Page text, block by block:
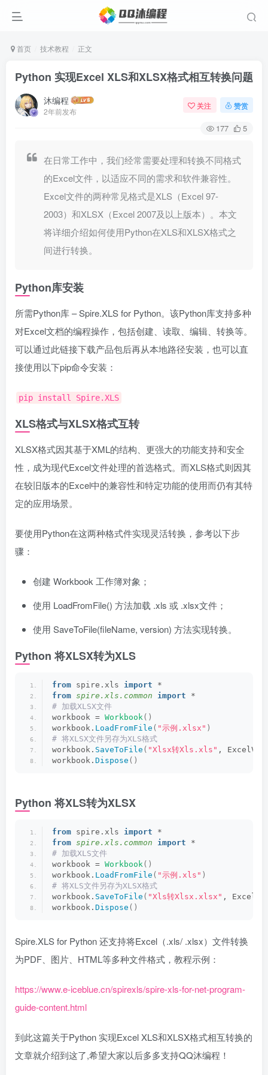
首页 技术教程 正文
Python 实现Excel XLS和XLSX格式相互转换问题
沐编程
2年前发布
关注 赞赏
177 5
在日常工作中，我们经常需要处理和转换不同格式
的Excel文件，以适应不同的需求和软件兼容性。
Excel文件的两种常见格式是XLS（Excel 97-
2003）和XLSX（Excel 2007及以上版本）。本文
将详细介绍如何使用Python在XLS和XLSX格式之
间进行转换。
Python库安装
所需Python库 – Spire.XLS for Python。该Python库支持多种
对Excel文档的编程操作，包括创建、读取、编辑、转换等。
可以通过此链接下载产品包后再从本地路径安装，也可以直
接使用以下pip命令安装：
pip install Spire.XLS
XLS格式与XLSX格式互转
XLSX格式因其基于XML的结构、更强大的功能支持和安全
性，成为现代Excel文件处理的首选格式。而XLS格式则因其
在较旧版本的Excel中的兼容性和特定功能的使用而仍有其特
定的应用场景。
要使用Python在这两种格式件实现灵活转换，参考以下步
骤：
创建 Workbook 工作簿对象；
使用 LoadFromFile() 方法加载 .xls 或 .xlsx文件；
使用 SaveToFile(fileName, version) 方法实现转换。
Python 将XLSX转为XLS
from spire.xls import *
from spire.xls.common import *
# 加载XLSX文件
workbook = Workbook()
workbook. LoadFromFile ( "示例.xlsx" )
# 将XLSX文件另存为XLS格式
workbook. SaveToFile ( "Xlsx转Xls.xls" ,
workbook. Dispose ()
Python 将XLS转为XLSX
from spire.xls import *
from spire.xls.common import *
# 加载XLS文件
workbook = Workbook()
workbook. LoadFromFile ( "示例.xls" )
# 将XLS文件另存为XLSX格式
workbook. SaveToFile ( "Xls转Xlsx.xlsx" ,
workbook. Dispose ()
Spire.XLS for Python 还支持将Excel（.xls/ .xlsx）文件转换
为PDF、图片、HTML等多种文件格式，教程示例：
https://www.e-iceblue.cn/spirexls/spire-xls-for-net-program-
guide-content.html
到此这篇关于Python 实现Excel XLS和XLSX格式相互转换的
文章就介绍到这了,希望大家以后多多支持QQ沐编程！